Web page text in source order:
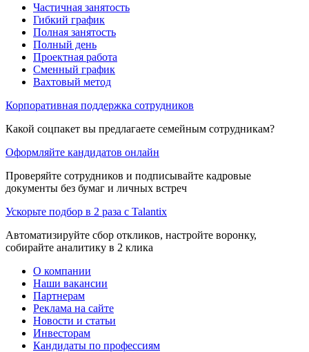
Частичная занятость
Гибкий график
Полная занятость
Полный день
Проектная работа
Сменный график
Вахтовый метод
Корпоративная поддержка сотрудников
Какой соцпакет вы предлагаете семейным сотрудникам?
Оформляйте кандидатов онлайн
Проверяйте сотрудников и подписывайте кадровые
документы без бумаг и личных встреч
Ускорьте подбор в 2 раза с Talantix
Автоматизируйте сбор откликов, настройте воронку,
собирайте аналитику в 2 клика
О компании
Наши вакансии
Партнерам
Реклама на сайте
Новости и статьи
Инвесторам
Кандидаты по профессиям